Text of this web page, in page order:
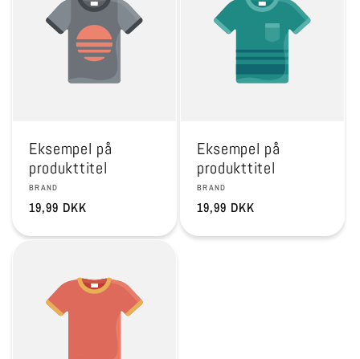
Eksempel på
produkttitel
Forhandler:
BRAND
Normalpris
19,99 DKK
Eksempel på
produkttitel
Forhandler:
BRAND
Normalpris
19,99 DKK